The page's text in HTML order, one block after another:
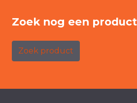
Zoek nog een
Zoek product